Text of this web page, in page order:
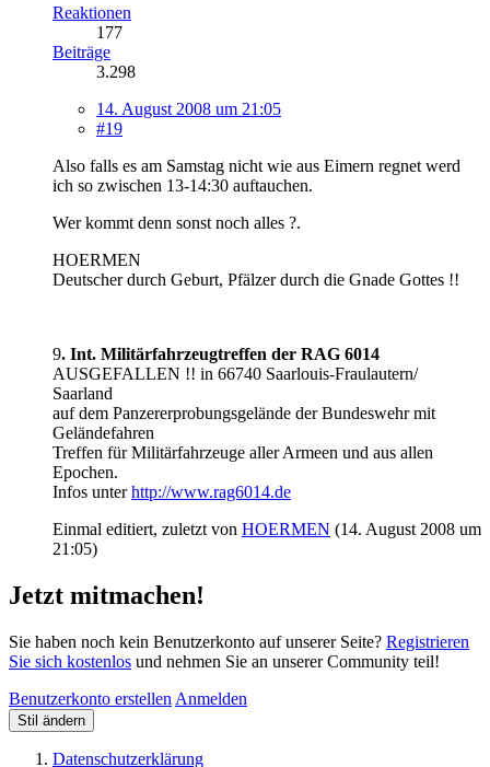
Reaktionen
177
Beiträge
3.298
14. August 2008 um 21:05
#19
Also falls es am Samstag nicht wie aus Eimern regnet werd
ich so zwischen 13-14:30 auftauchen.
Wer kommt denn sonst noch alles ?.
HOERMEN
Deutscher durch Geburt, Pfälzer durch die Gnade Gottes !!
9. Int. Militärfahrzeugtreffen der RAG 6014
AUSGEFALLEN !! in 66740 Saarlouis-Fraulautern/
Saarland
auf dem Panzererprobungsgelände der Bundeswehr mit
Geländefahren
Treffen für Militärfahrzeuge aller Armeen und aus allen
Epochen.
Infos unterhttp://www.rag6014.de
Einmal editiert, zuletzt von HOERMEN (14. August 2008 um
21:05)
Jetzt mitmachen!
Sie haben noch kein Benutzerkonto auf unserer Seite? Registrieren
Sie sich kostenlos und nehmen Sie an unserer Community teil!
Benutzerkonto erstellen Anmelden
Stil ändern
Datenschutzerklärung